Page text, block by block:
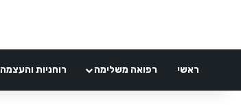
ראשי רפואה משלימה רוחניות והעצמה